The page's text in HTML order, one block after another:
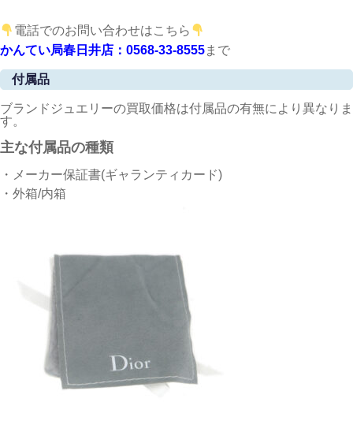
電話でのお問い合わせはこちら
かんてい局春日井店：0568-33-8555まで
付属品
ブランドジュエリーの買取価格は付属品の有無により異なりま
す。
主な付属品の種類
・メーカー保証書(ギャランティカード)
・外箱/内箱